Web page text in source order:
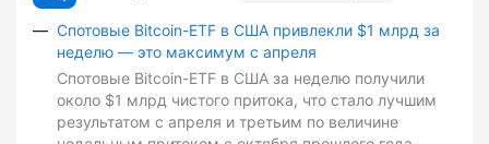
Спотовые Bitcoin-ETF в США привлекли $1 млрд за
неделю — это максимум с апреля
Спотовые Bitcoin-ETF в США за неделю получили
около $1 млрд чистого притока, что стало лучшим
результатом с апреля и третьим по величине